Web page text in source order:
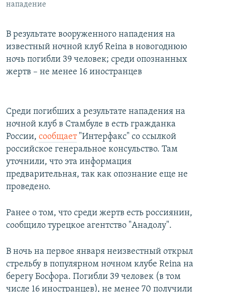
BIZIMLƏ ƏLAQƏ
нападение
В результате вооруженного нападения на
известный ночной клуб Reina в новогоднюю
ночь погибли 39 человек; среди опознанных
жертв – не менее 16 иностранцев
Среди погибших а результате нападения на
ночной клуб в Стамбуле в есть гражданка
России, сообщает"Интерфакс" со ссылкой
российское генеральное консульство. Там
уточнили, что эта информация
предварительная, так как опознание еще не
проведено.
Ранее о том, что среди жертв есть россиянин,
сообщило турецкое агентство "Анадолу".
В ночь на первое января неизвестный открыл
стрельбу в популярном ночном клубе Reina на
берегу Босфора. Погибли 39 человек (в том
числе 16 иностранцев), не менее 70 получили